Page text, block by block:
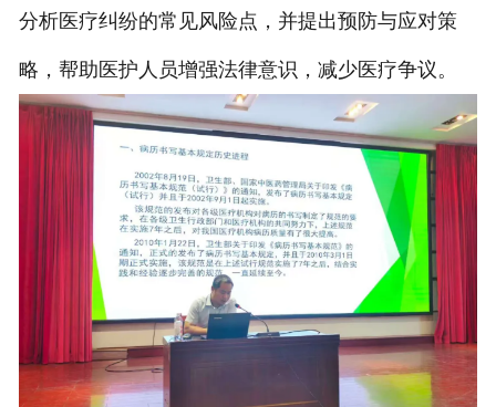
分析医疗纠纷的常见风险点，并提出预防与应对策
略，帮助医护人员增强法律意识，减少医疗争议。